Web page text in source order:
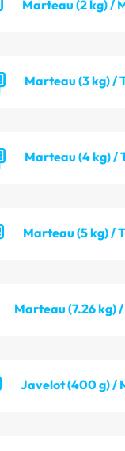
Marteau (2 kg) /
Marteau (3 kg) /
Marteau (4 kg) /
Marteau (5 kg) /
Marteau (7.26 kg) /
Javelot (400 g) /